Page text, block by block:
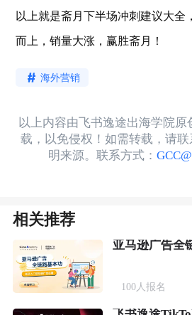
以上就是斋月下半场冲刺建议大全
而上，销量大涨，赢胜斋月！
海外营销
以上内容由飞书逸途出海学院
载，以免侵权！如需转载，请
明来源。联系方式：
相关推荐
亚马逊广告全
100人报名